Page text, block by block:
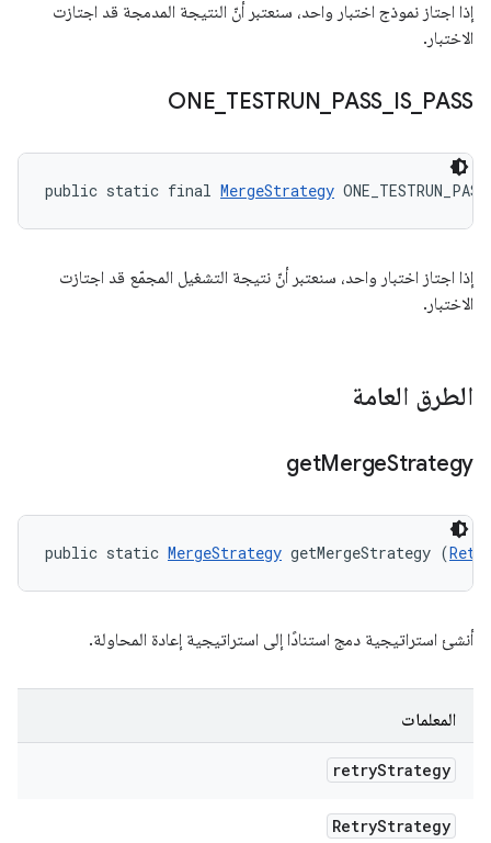
إذا اجتاز نموذج اختبار واحد، سنعتبر أنّ النتيجة المدمجة قد اجتازت
الاختبار.
ONE TESTRUN PASS IS_ PASS
public static final MergeStrategy
إذا اجتاز اختبار واحد، سنعتبر أنّ نتيجة التشغيل المجمّع قد اجتازت
الاختبار.
الطرق العامة
getMergeStrategy
public static MergeStrategy getMergeStrategy (
أنشئ استراتيجية دمج استنادًا إلى استراتيجية إعادة المحاولة.
المعلمات
retryStrategy
RetryStrategy